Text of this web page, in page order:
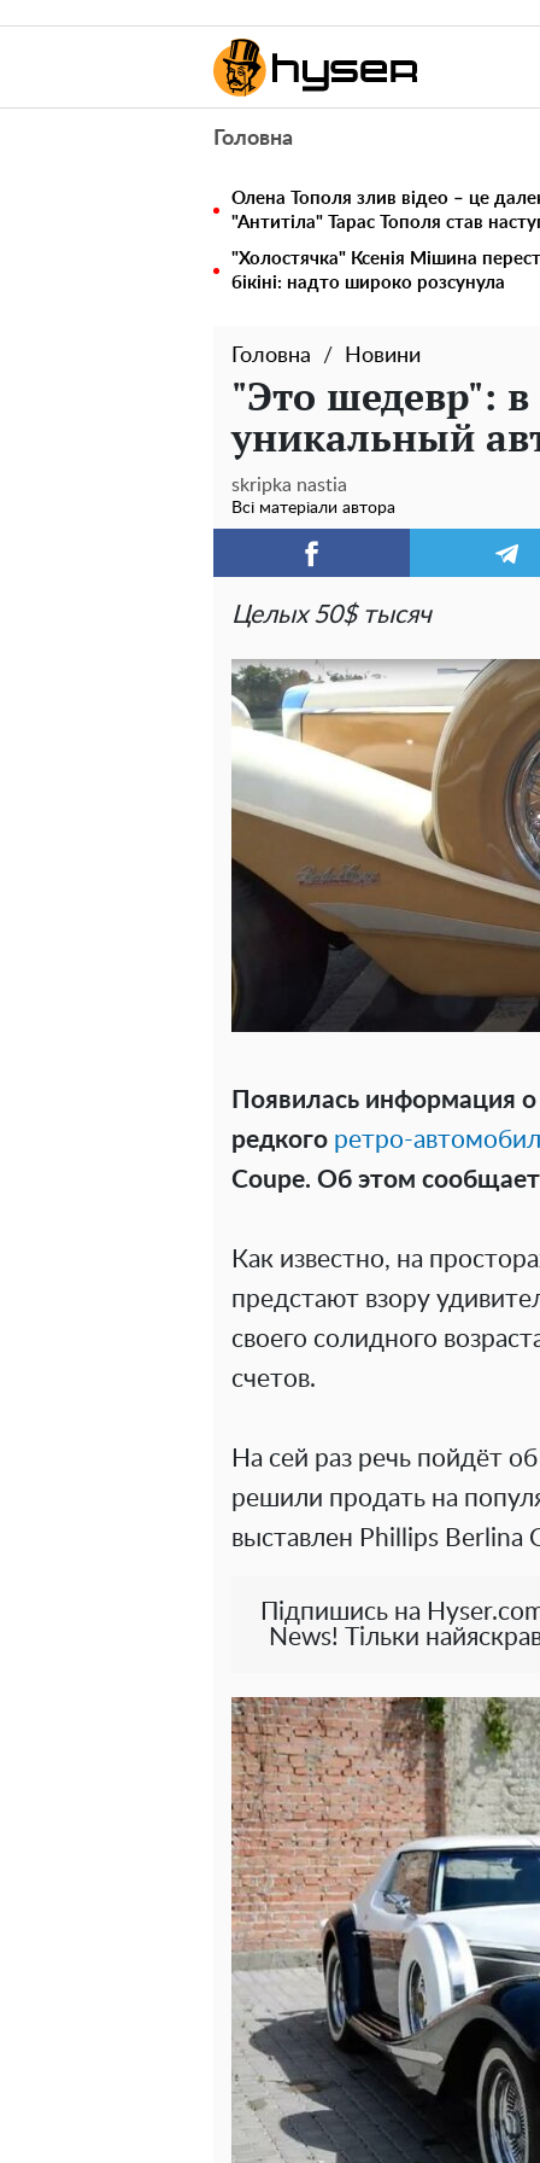
Головна
Олена Тополя злив відео – це
"Антитіла" Тарас Тополя став
"Холостячка" Ксенія Мішина
бікіні: надто широко розсунула
Головна Новини
"Это шедевр":
уникальный
skripka nastia
Всі матеріали автора
Целых 50$ тысяч
Появилась информация
редкого ретро-
Coupe. Об этом
Как известно, на
предстают взору
своего солидного
счетов.
На сей раз речь пойдёт
решили продать на
выставлен Phillips Berlina
Підпишись на
News! Тільки